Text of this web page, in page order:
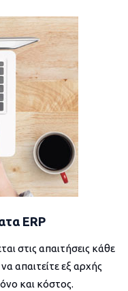
ERP
στις απαιτήσεις κάθε
απαιτείτε εξ αρχής
και κόστος.